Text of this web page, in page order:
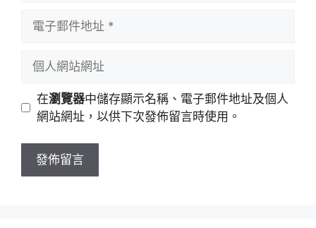
址
站
址
在瀏覽器中儲存顯示名稱、電子郵件地址及個人
網站網址，以供下次發佈留言時使用。